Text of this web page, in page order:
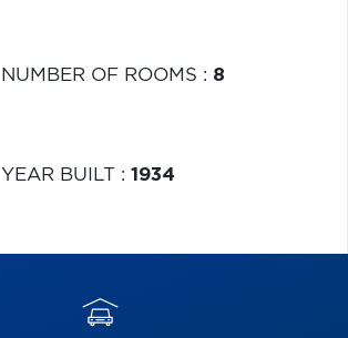
NUMBER OF ROOMS : 8
YEAR BUILT : 1934